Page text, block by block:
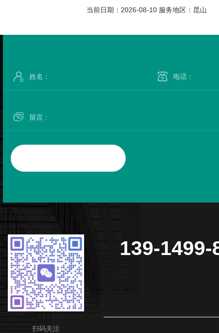
当前日期：2026-08-10 服务地区：昆山
139-1499-
扫码关注